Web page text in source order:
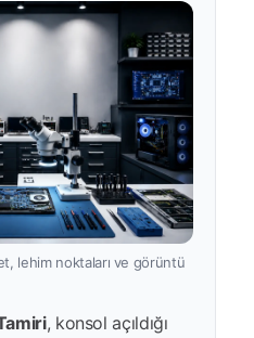
lehim noktaları ve görüntü
, konsol açıldığı